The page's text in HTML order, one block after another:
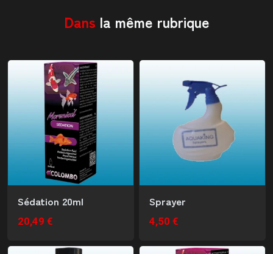
Dans la même rubrique
Sédation 20ml
20,49 €
Sprayer
4,50 €